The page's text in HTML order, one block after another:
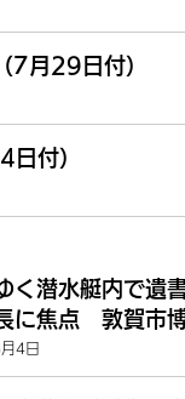
7月29日付）
付）
く潜水艇内で遺
に焦点 敦賀市
4日